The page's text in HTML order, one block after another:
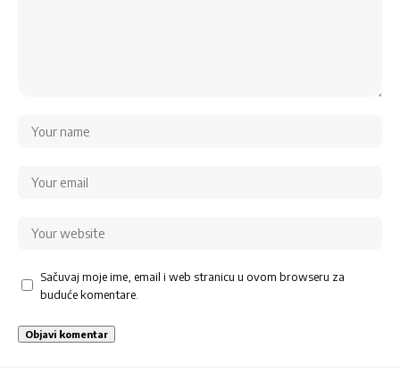
Sačuvaj moje ime, email i web stranicu u ovom browseru za
buduće komentare.